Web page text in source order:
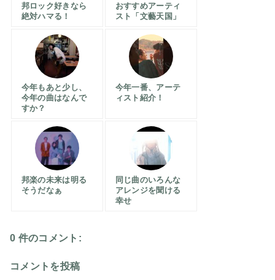
邦ロック好きなら
絶対ハマる！
おすすめアーティ
スト「文藝天国」
今年もあと少し、
今年の曲はなんで
すか？
今年一番、アーテ
ィスト紹介！
邦楽の未来は明る
そうだなぁ
同じ曲のいろんな
アレンジを聞ける
幸せ
0 件のコメント:
コメントを投稿